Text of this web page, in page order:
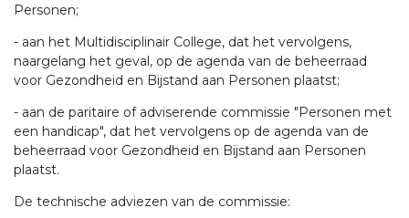
Personen;
- aan het Multidisciplinair College, dat het vervolgens,
naargelang het geval, op de agenda van de beheerraad
voor Gezondheid en Bijstand aan Personen plaatst;
- aan de paritaire of adviserende commissie "Personen met
een handicap", dat het vervolgens op de agenda van de
beheerraad voor Gezondheid en Bijstand aan Personen
plaatst.
De technische adviezen van de commissie: